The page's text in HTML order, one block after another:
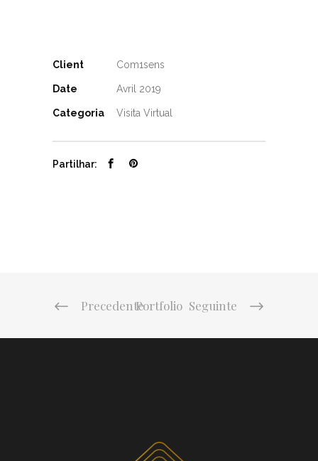
Client Com1sens
Date Avril 2019
Categoria Visita Virtual
Partilhar:
PrecedentePortfolio Seguinte